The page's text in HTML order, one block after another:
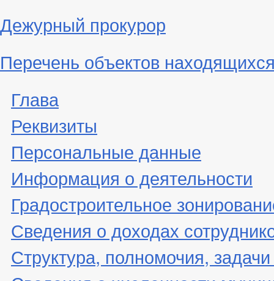
Дежурный прокурор
Перечень объектов
Глава
Реквизиты
Персональные данные
Информация о деятельности
Градостроительное
Сведения о доходах
Структура, полномочия,